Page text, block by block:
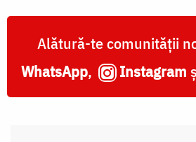
Alătură-te comunității
WhatsApp, Instagram